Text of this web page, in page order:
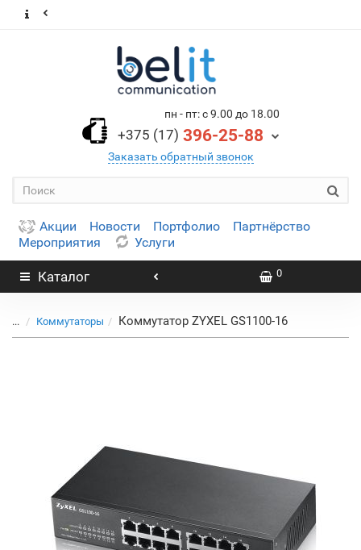
пн - пт: с 9.00 до 18.00
+375 (17) 396-25-88
Заказать обратный звонок
Акции Новости Портфолио
Партнёрство
Мероприятия
Услуги
Каталог 0
... Коммутаторы Коммутатор ZYXEL GS1100-16